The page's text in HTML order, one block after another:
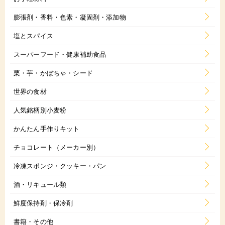
膨張剤・香料・色素・凝固剤・添加物
塩とスパイス
スーパーフード・健康補助食品
栗・芋・かぼちゃ・シード
世界の食材
人気銘柄別小麦粉
かんたん手作りキット
チョコレート（メーカー別）
冷凍スポンジ・クッキー・パン
酒・リキュール類
鮮度保持剤・保冷剤
書籍・その他